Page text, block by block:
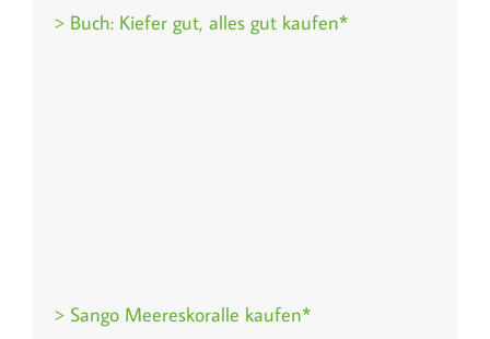
> Buch: Kiefer gut, alles gut kaufen*
> Sango Meereskoralle kaufen*